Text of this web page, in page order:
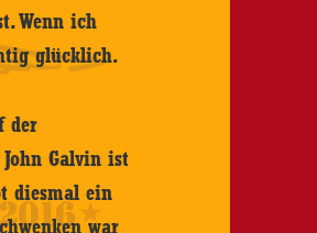
Wenn ich
glücklich.
der
Galvin ist
diesmal ein
war